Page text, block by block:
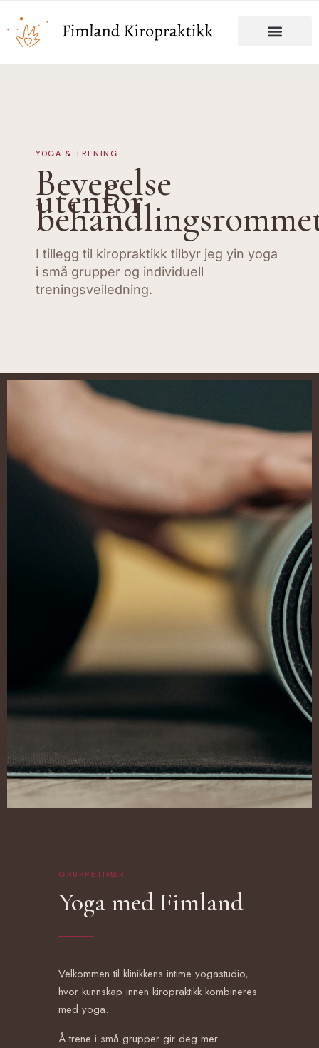
YOGA & TRENING
Bevegelse
utenfor
I tillegg til kiropraktikk tilbyr jeg yin yoga
i små grupper og individuell
treningsveiledning.
GRUPPETIMER
Yoga med Fimland
Velkommen til klinikkens intime yogastudio,
hvor kunnskap innen kiropraktikk kombineres
med yoga.
Å trene i små grupper gir deg mer